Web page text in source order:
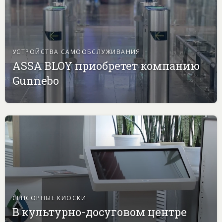
УСТРОЙСТВА САМООБСЛУЖИВАНИЯ
ASSA BLOY приобретет компанию
Gunnebo
СЕНСОРНЫЕ КИОСКИ
В культурно-досуговом центре